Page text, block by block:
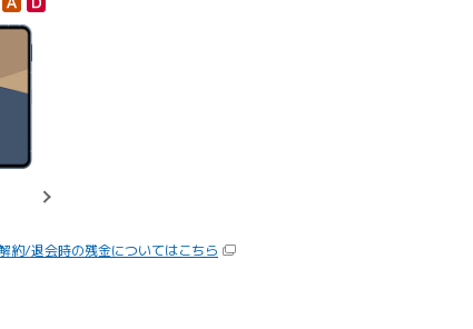
約/退会時の残金についてはこちら